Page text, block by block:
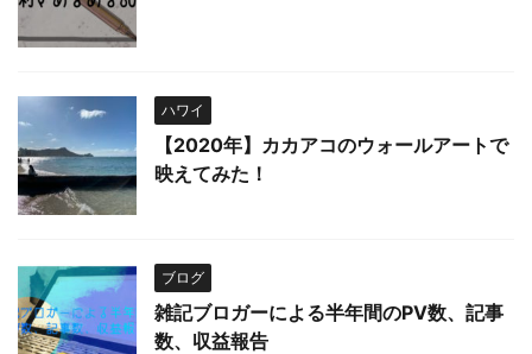
ハワイ
【2020年】カカアコのウォールアートで
映えてみた！
ブログ
雑記ブロガーによる半年間のPV数、記事
数、収益報告